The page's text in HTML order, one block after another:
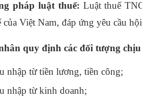
pháp luật thuế: Luật thuế
Việt Nam, đáp ứng yêu cầu
quy định các đối tượng
nhập từ tiền lương, tiền công;
nhập từ kinh doanh;